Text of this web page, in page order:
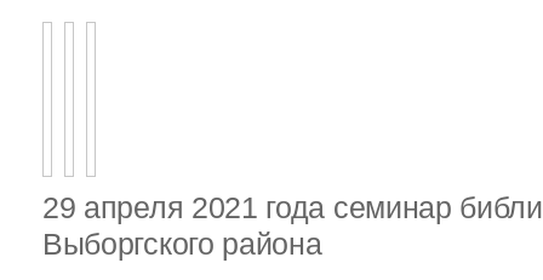
29 апреля 2021 года семинар
Выборгского района